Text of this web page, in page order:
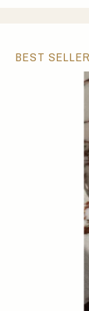
BEST